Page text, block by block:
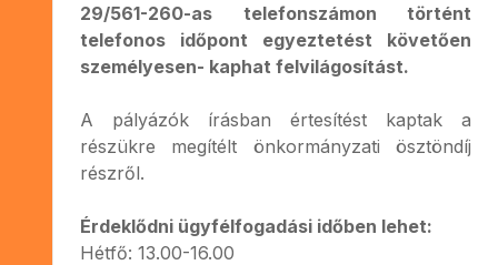
29/561-260-as telefonszámon történt
telefonos időpont egyeztetést követően
személyesen- kaphat felvilágosítást.
A pályázók írásban értesítést kaptak a
részükre megítélt önkormányzati ösztöndíj
részről.
Érdeklődni ügyfélfogadási időben lehet:
Hétfő: 13.00-16.00